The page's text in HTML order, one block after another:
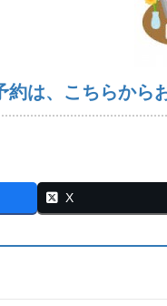
約は、こちらから
X